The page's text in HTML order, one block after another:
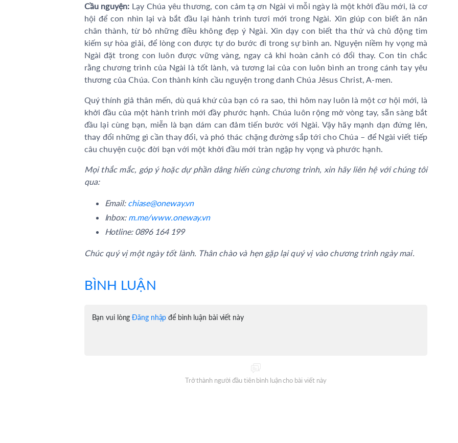
Cầu nguyện: Lạy Chúa yêu thương, con cảm tạ ơn Ngài vì mỗi ngày là một khởi đầu mới, là cơ
hội để con nhìn lại và bắt đầu lại hành trình tươi mới trong Ngài. Xin giúp con biết ăn năn
chân thành, từ bỏ những điều không đẹp ý Ngài. Xin dạy con biết tha thứ và chủ động tìm
kiếm sự hòa giải, để lòng con được tự do bước đi trong sự bình an. Nguyện niềm hy vọng mà
Ngài đặt trong con luôn được vững vàng, ngay cả khi hoàn cảnh có đổi thay. Con tin chắc
rằng chương trình của Ngài là tốt lành, và tương lai của con luôn bình an trong cánh tay yêu
thương của Chúa. Con thành kính cầu nguyện trong danh Chúa Jêsus Christ, A-men.
Quý thính giả thân mến, dù quá khứ của bạn có ra sao, thì hôm nay luôn là một cơ hội mới, là
khởi đầu của một hành trình mới đầy phước hạnh. Chúa luôn rộng mở vòng tay, sẵn sàng bắt
đầu lại cùng bạn, miễn là bạn dám can đảm tiến bước với Ngài. Vậy hãy mạnh dạn đứng lên,
thay đổi những gì cần thay đổi, và phó thác chặng đường sắp tới cho Chúa – để Ngài viết tiếp
câu chuyện cuộc đời bạn với một khởi đầu mới tràn ngập hy vọng và phước hạnh.
Mọi thắc mắc, góp ý hoặc dự phần dâng hiến cùng chương trình, xin hãy liên hệ với chúng tôi
qua:
Email: chiase@oneway.vn
Inbox: m.me/www.oneway.vn
Hotline: 0896 164 199
Chúc quý vị một ngày tốt lành. Thân chào và hẹn gặp lại quý vị vào chương trình ngày mai.
BÌNH LUẬN
Bạn vui lòngĐăng nhập để bình luận bài viết này
Trở thành người đầu tiên bình luận cho bài viết này